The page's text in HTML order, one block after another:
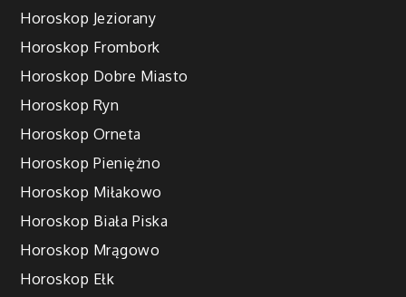
Horoskop Jeziorany
Horoskop Frombork
Horoskop Dobre Miasto
Horoskop Ryn
Horoskop Orneta
Horoskop Pieniężno
Horoskop Miłakowo
Horoskop Biała Piska
Horoskop Mrągowo
Horoskop Ełk